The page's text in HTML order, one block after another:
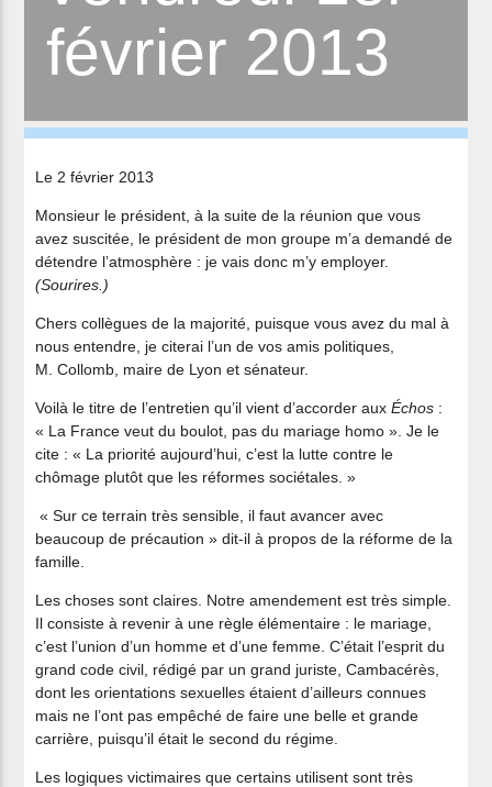
février 2013
Le 2 février 2013
Monsieur le président, à la suite de la réunion que vous
avez suscitée, le président de mon groupe m’a demandé de
détendre l’atmosphère : je vais donc m’y employer.
(Sourires.)
Chers collègues de la majorité, puisque vous avez du mal à
nous entendre, je citerai l’un de vos amis politiques,
M. Collomb, maire de Lyon et sénateur.
Voilà le titre de l’entretien qu’il vient d’accorder auxÉchos :
« La France veut du boulot, pas du mariage homo ». Je le
cite : « La priorité aujourd’hui, c’est la lutte contre le
chômage plutôt que les réformes sociétales. »
« Sur ce terrain très sensible, il faut avancer avec
beaucoup de précaution » dit-il à propos de la réforme de la
famille.
Les choses sont claires. Notre amendement est très simple.
Il consiste à revenir à une règle élémentaire : le mariage,
c’est l’union d’un homme et d’une femme. C’était l’esprit du
grand code civil, rédigé par un grand juriste, Cambacérès,
dont les orientations sexuelles étaient d’ailleurs connues
mais ne l’ont pas empêché de faire une belle et grande
carrière, puisqu’il était le second du régime.
Les logiques victimaires que certains utilisent sont très